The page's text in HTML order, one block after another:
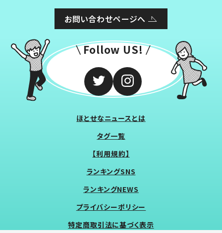
お問い合わせページへ
Follow US!
ほとせなニュースとは
タグ一覧
【利用規約】
ランキングSNS
ランキングNEWS
プライバシーポリシー
特定商取引法に基づく表示